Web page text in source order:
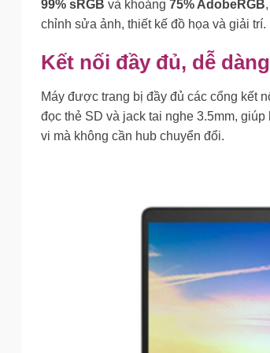
99% sRGB và khoảng 75% AdobeRGB
chỉnh sửa ảnh, thiết kế đồ họa và giải trí.
Kết nối đầy đủ, dễ
Máy được trang bị đầy đủ các cổng kết
đọc thẻ SD và jack tai nghe 3.5mm,
vi mà không cần hub chuyển đổi.